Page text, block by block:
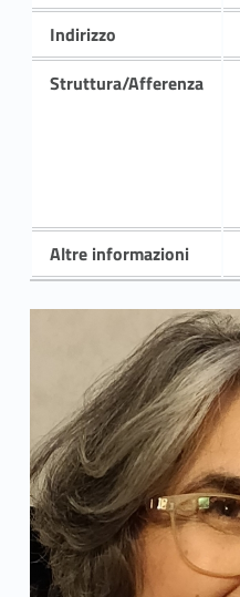
Indirizzo
Struttura/Afferenza
Altre informazioni